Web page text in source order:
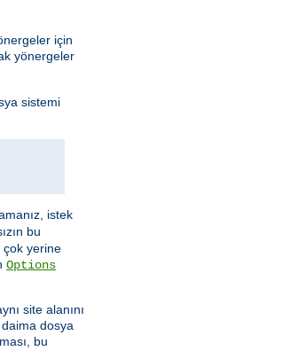
için
yönergeler
sistemi
istek
bu
çok yerine
Options
site alanını
dosya
bu